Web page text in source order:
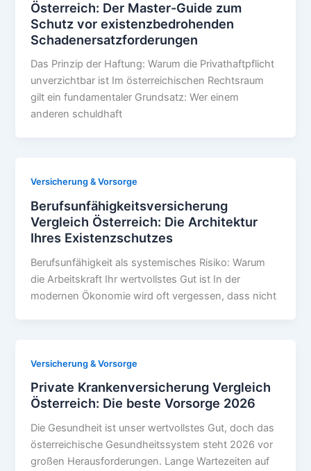
Österreich: Der Master-Guide zum
Schutz vor existenzbedrohenden
Schadenersatzforderungen
Das Prinzip der Haftung: Warum die Privathaftpflicht
unverzichtbar ist Im österreichischen Rechtsraum
gilt ein fundamentaler Grundsatz: Wer einem
anderen schuldhaft
Versicherung & Vorsorge
Berufsunfähigkeitsversicherung
Vergleich Österreich: Die Architektur
Ihres Existenzschutzes
Berufsunfähigkeit als systemisches Risiko: Warum
die Arbeitskraft Ihr wertvollstes Gut ist In der
modernen Ökonomie wird oft vergessen, dass nicht
Versicherung & Vorsorge
Private Krankenversicherung Vergleich
Österreich: Die beste Vorsorge 2026
Die Gesundheit ist unser wertvollstes Gut, doch das
österreichische Gesundheitssystem steht 2026 vor
großen Herausforderungen. Lange Wartezeiten auf